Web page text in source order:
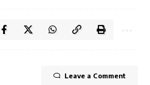
Leave a Comment